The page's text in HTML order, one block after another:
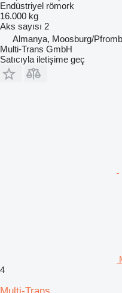
Endüstriyel römork
16.000 kg
Aks sayısı 2
Almanya, Moosburg/
Multi-Trans GmbH
Satıcıyla iletişime geç
4
Multi-Trans